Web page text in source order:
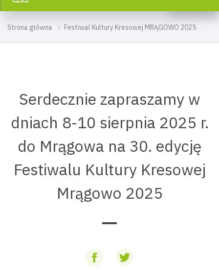
Strona główna Festiwal Kultury Kresowej MRĄGOWO 2025
Serdecznie zapraszamy w
dniach 8-10 sierpnia 2025 r.
do Mrągowa na 30. edycję
Festiwalu Kultury Kresowej
Mrągowo 2025